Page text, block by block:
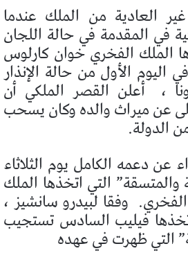
العادية من الملك عندما
في المقدمة في حالة اللجان
الملك الفخري خوان كارلوس
اليوم الأول من حالة الإنذار
، أعلن القصر الملكي أن
عن ميراث والده وكان يسحب
الدولة.
عن دعمه الكامل يوم الثلاثاء
والمتسقة” التي اتخذها الملك
وفقا لبيدرو سانشيز ،
فيليب السادس تستجيب
التي ظهرت في عهده